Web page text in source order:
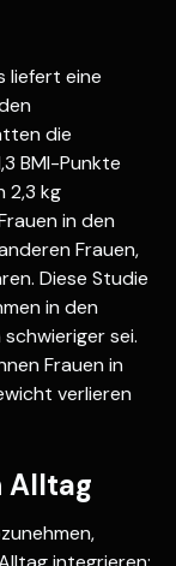
liefert eine
die
BMI-Punkte
2,3 kg
in den
Frauen,
Diese Studie
in den
sei.
Frauen in
verlieren
Alltag